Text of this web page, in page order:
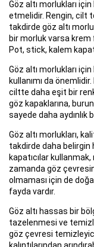
Göz altı morlukları
etmelidir. Rengin, cilt
takdirde göz altı
bir morluk varsa krem
Pot, stick, kalem
Göz altı morlukları
kullanımı da
ciltte daha eşit bir
göz kapaklarına,
sayede daha aydınlık
Göz altı morlukları,
takdirde daha belirgin
kapatıcılar kullanmak,
zamanda göz
olmaması için de
fayda vardır.
Göz altı hassas bir
tazelenmesi ve
göz çevresi